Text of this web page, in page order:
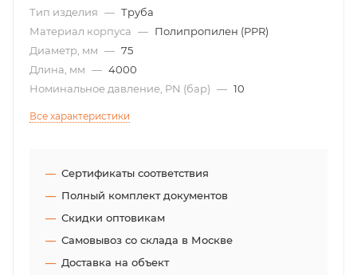
Тип изделия — Труба
Материал корпуса — Полипропилен (PPR)
Диаметр, мм — 75
Длина, мм — 4000
Номинальное давление, PN (бар) — 10
Все характеристики
Сертификаты соответствия
Полный комплект документов
Скидки оптовикам
Самовывоз со склада в Москве
Доставка на объект